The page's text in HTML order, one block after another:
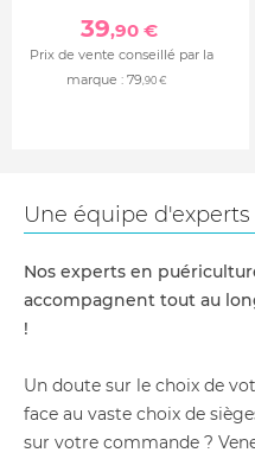
39,90 €
Prix de vente conseillé par la
marque : 79,90 €
Une équipe
Nos experts en
accompagnent tout au
!
Un doute sur le choix de
face au vaste choix de
sur votre commande ?